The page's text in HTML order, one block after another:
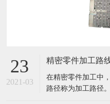
23
2021-03
精密零件加工路
在精密零件加工中
路径称为加工路径。